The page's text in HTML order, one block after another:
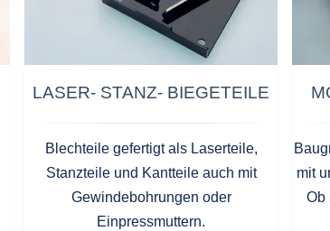
LASER- STANZ- BIEGETEILE
Blechteile gefertigt als Laserteile,
Stanzteile und Kantteile auch mit
Gewindebohrungen oder
Einpressmuttern.
mit
Ob